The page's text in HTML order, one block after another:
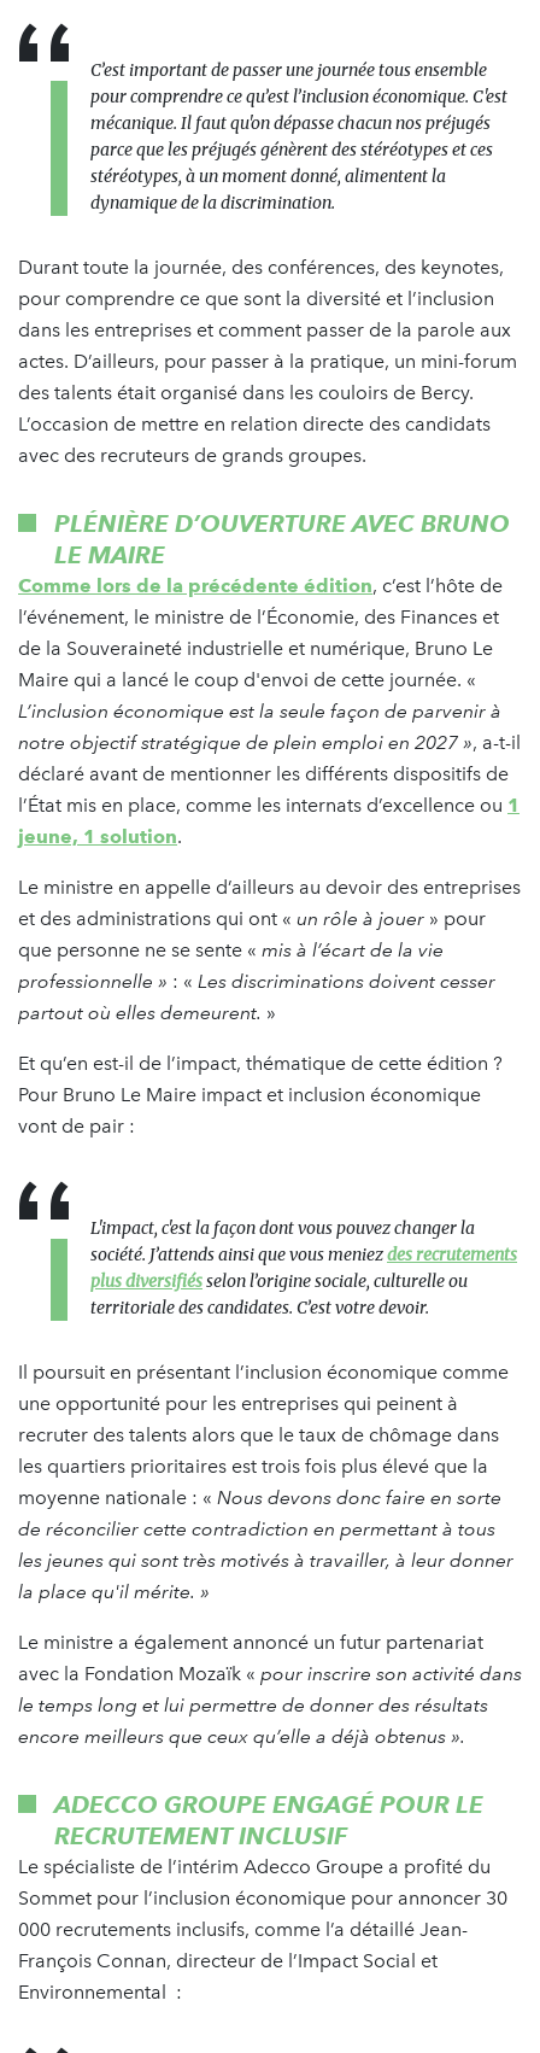
C’est important de passer une journée tous ensemble
pour comprendre ce qu’est l’inclusion économique. C'est
mécanique. Il faut qu'on dépasse chacun nos préjugés
parce que les préjugés génèrent des stéréotypes et ces
stéréotypes, à un moment donné, alimentent la
dynamique de la discrimination.
Durant toute la journée, des conférences, des keynotes,
pour comprendre ce que sont la diversité et l’inclusion
dans les entreprises et comment passer de la parole aux
actes. D’ailleurs, pour passer à la pratique, un mini-forum
des talents était organisé dans les couloirs de Bercy.
L’occasion de mettre en relation directe des candidats
avec des recruteurs de grands groupes.
PLÉNIÈRE D’OUVERTURE AVEC BRUNO
LE MAIRE
Comme lors de la précédente édition, c’est l’hôte de
l’événement, le ministre de l’Économie, des Finances et
de la Souveraineté industrielle et numérique, Bruno Le
Maire qui a lancé le coup d'envoi de cette journée. «
L’inclusion économique est la seule façon de parvenir à
notre objectif stratégique de plein emploi en 2027 », a-t-il
déclaré avant de mentionner les différents dispositifs de
l’État mis en place, comme les internats d’excellence ou 1
jeune, 1 solution.
Le ministre en appelle d’ailleurs au devoir des entreprises
et des administrations qui ont « un rôle à jouer » pour
que personne ne se sente « mis à l’écart de la vie
professionnelle » : « Les discriminations doivent cesser
partout où elles demeurent. »
Et qu’en est-il de l’impact, thématique de cette édition ?
Pour Bruno Le Maire impact et inclusion économique
vont de pair :
L'impact, c'est la façon dont vous pouvez changer la
société. J’attends ainsi que vous meniezdes recrutements
plus diversifiésselon l’origine sociale, culturelle ou
territoriale des candidates. C’est votre devoir.
Il poursuit en présentant l’inclusion économique comme
une opportunité pour les entreprises qui peinent à
recruter des talents alors que le taux de chômage dans
les quartiers prioritaires est trois fois plus élevé que la
moyenne nationale : « Nous devons donc faire en sorte
de réconcilier cette contradiction en permettant à tous
les jeunes qui sont très motivés à travailler, à leur donner
la place qu'il mérite. »
Le ministre a également annoncé un futur partenariat
avec la Fondation Mozaïk « pour inscrire son activité dans
le temps long et lui permettre de donner des résultats
encore meilleurs que ceux qu’elle a déjà obtenus ».
ADECCO GROUPE ENGAGÉ POUR LE
RECRUTEMENT INCLUSIF
Le spécialiste de l’intérim Adecco Groupe a profité du
Sommet pour l’inclusion économique pour annoncer 30
000 recrutements inclusifs, comme l’a détaillé Jean-
François Connan, directeur de l’Impact Social et
Environnemental :